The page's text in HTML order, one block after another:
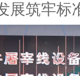
展筑牢标